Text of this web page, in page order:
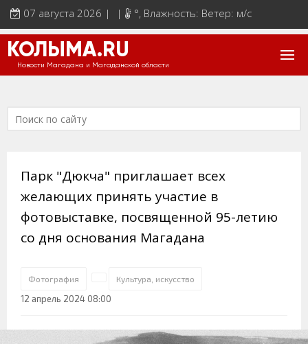
07 августа 2026 | | °, Влажность: Ветер: м/с
КОЛЫМА.RU
Новости Магадана и Магаданской области
Парк "Дюкча" приглашает всех
желающих принять участие в
фотовыставке, посвященной 95-летию
со дня основания Магадана
Фотография Культура, искусство
12 апрель 2024 08:00